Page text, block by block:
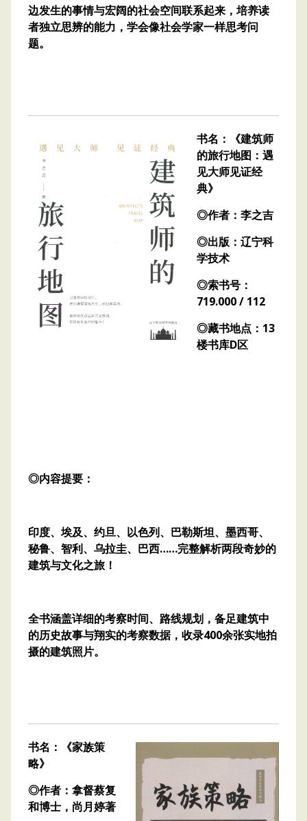
边发生的事情与宏阔的社会空间联系起来，培养读
者独立思辨的能力，学会像社会学家一样思考问
题。
书名：《建筑师
的旅行地图：遇
见大师见证经
典》
◎作者：李之吉
◎出版：辽宁科
学技术
◎索书号：
719.000 / 112
◎藏书地点：13
楼书库D区
◎内容提要：
印度、埃及、约旦、以色列、巴勒斯坦、墨西哥、
秘鲁、智利、乌拉圭、巴西……完整解析两段奇妙的
建筑与文化之旅！
全书涵盖详细的考察时间、路线规划，备足建筑中
的历史故事与翔实的考察数据，收录400余张实地拍
摄的建筑照片。
书名：《家族策
略》
◎作者：拿督蔡复
和博士，尚月婷著